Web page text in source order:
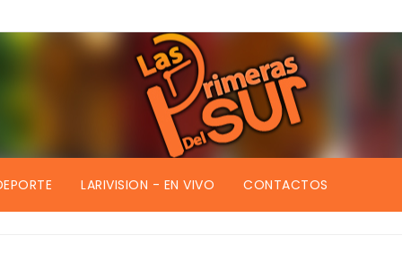
LARIVISION - EN VIVO CONTACTOS